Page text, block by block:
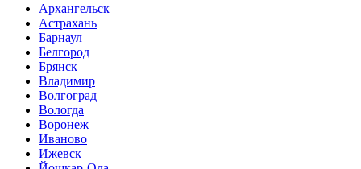
Архангельск
Астрахань
Барнаул
Белгород
Брянск
Владимир
Волгоград
Вологда
Воронеж
Иваново
Ижевск